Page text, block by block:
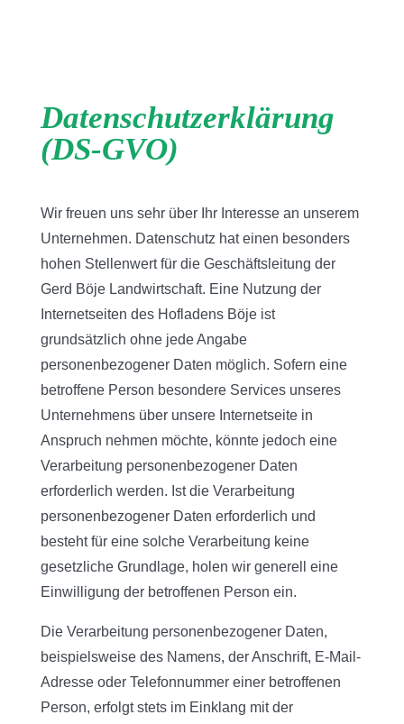
Datenschutzerklärung
(DS-GVO)
Wir freuen uns sehr über Ihr Interesse an unserem
Unternehmen. Datenschutz hat einen besonders
hohen Stellenwert für die Geschäftsleitung der
Gerd Böje Landwirtschaft. Eine Nutzung der
Internetseiten des Hofladens Böje ist
grundsätzlich ohne jede Angabe
personenbezogener Daten möglich. Sofern eine
betroffene Person besondere Services unseres
Unternehmens über unsere Internetseite in
Anspruch nehmen möchte, könnte jedoch eine
Verarbeitung personenbezogener Daten
erforderlich werden. Ist die Verarbeitung
personenbezogener Daten erforderlich und
besteht für eine solche Verarbeitung keine
gesetzliche Grundlage, holen wir generell eine
Einwilligung der betroffenen Person ein.
Die Verarbeitung personenbezogener Daten,
beispielsweise des Namens, der Anschrift, E-Mail-
Adresse oder Telefonnummer einer betroffenen
Person, erfolgt stets im Einklang mit der